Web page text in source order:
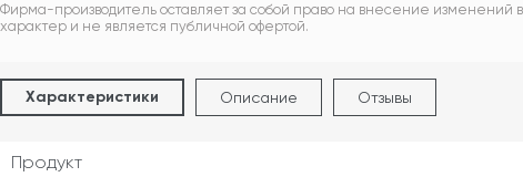
Фирма-производитель оставляет за собой право на внесение
характер и не является публичной офертой.
Характеристики Описание Отзывы
Продукт